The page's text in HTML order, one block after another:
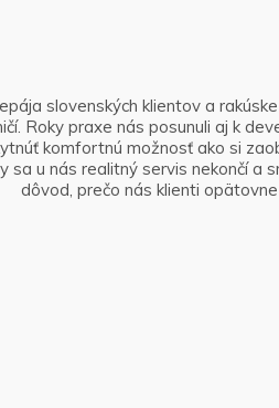
slovenských klientov a
Roky praxe nás posunuli aj k
komfortnú možnosť ako si
sa u nás realitný servis nekončí a
dôvod, prečo nás klienti